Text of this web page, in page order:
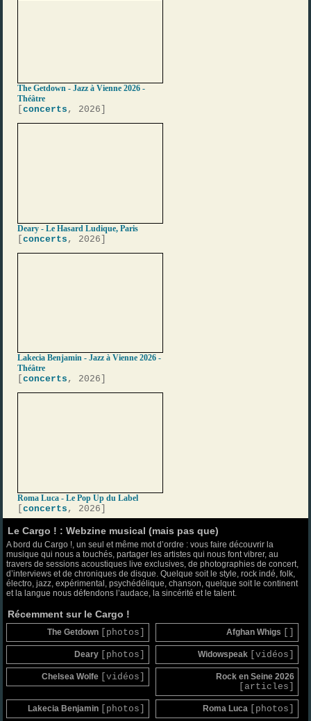
The Getdown - Jazz à Vienne 2026 -
Théâtre
[concerts , 2026]
Deary - Le Hasard Ludique, Paris
[concerts , 2026]
Lakecia Benjamin - Jazz à Vienne 2026 -
Théâtre
[concerts , 2026]
Roma Luca - Le Pop Up du Label
[concerts , 2026]
Le Cargo ! : Webzine musical (mais pas que)
A bord du Cargo !, un seul et même mot d’ordre : vous faire découvrir la
musique qui nous a touchés, partager les artistes qui nous font vibrer, au
travers de sessions acoustiques live exclusives, de photographies de concert,
d’interviews et de chroniques de disque. Quelque soit le style, rock indé, folk,
électro, jazz, expérimental, psychédélique, chanson, quelque soit le continent
et la langue nous défendons l’audace, la sincérité et le talent.
Récemment sur le Cargo !
The Getdown [photos] Afghan Whigs
Deary [photos] Widowspeak [vidéos]
Chelsea Wolfe [vidéos] Rock en Seine 2026
[articles]
Lakecia Benjamin [photos] Roma Luca [photos]